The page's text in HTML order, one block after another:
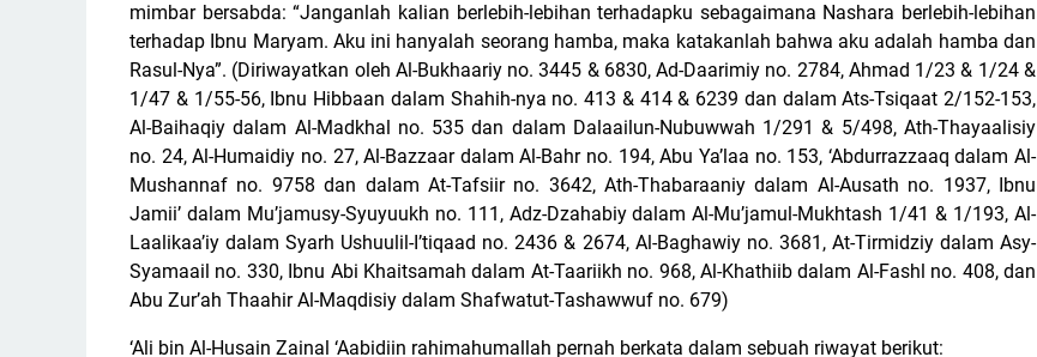
mimbar bersabda: “Janganlah kalian berlebih-lebihan terhadapku sebagaimana Nashara berlebih-lebihan
terhadap Ibnu Maryam. Aku ini hanyalah seorang hamba, maka katakanlah bahwa aku adalah hamba dan
Rasul-Nya”. (Diriwayatkan oleh Al-Bukhaariy no. 3445 & 6830, Ad-Daarimiy no. 2784, Ahmad 1/23 & 1/24 &
1/47 & 1/55-56, Ibnu Hibbaan dalam Shahih-nya no. 413 & 414 & 6239 dan dalam Ats-Tsiqaat 2/152-153,
Al-Baihaqiy dalam Al-Madkhal no. 535 dan dalam Dalaailun-Nubuwwah 1/291 & 5/498, Ath-Thayaalisiy
no. 24, Al-Humaidiy no. 27, Al-Bazzaar dalam Al-Bahr no. 194, Abu Ya’laa no. 153, ‘Abdurrazzaaq dalam Al-
Mushannaf no. 9758 dan dalam At-Tafsiir no. 3642, Ath-Thabaraaniy dalam Al-Ausath no. 1937, Ibnu
Jamii’ dalam Mu’jamusy-Syuyuukh no. 111, Adz-Dzahabiy dalam Al-Mu’jamul-Mukhtash 1/41 & 1/193, Al-
Laalikaa’iy dalam Syarh Ushuulil-I’tiqaad no. 2436 & 2674, Al-Baghawiy no. 3681, At-Tirmidziy dalam Asy-
Syamaail no. 330, Ibnu Abi Khaitsamah dalam At-Taariikh no. 968, Al-Khathiib dalam Al-Fashl no. 408, dan
Abu Zur’ah Thaahir Al-Maqdisiy dalam Shafwatut-Tashawwuf no. 679)
‘Ali bin Al-Husain Zainal ‘Aabidiin rahimahumallah pernah berkata dalam sebuah riwayat berikut: